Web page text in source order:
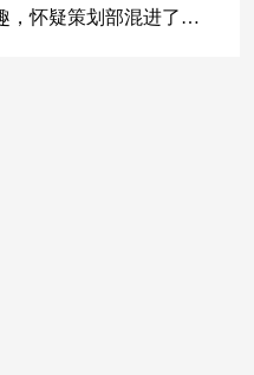
，怀疑策划部混进了天